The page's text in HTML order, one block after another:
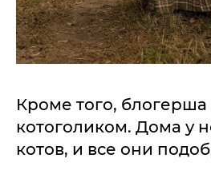
Кроме того, блогерша
котоголиком. Дома у
котов, и все они